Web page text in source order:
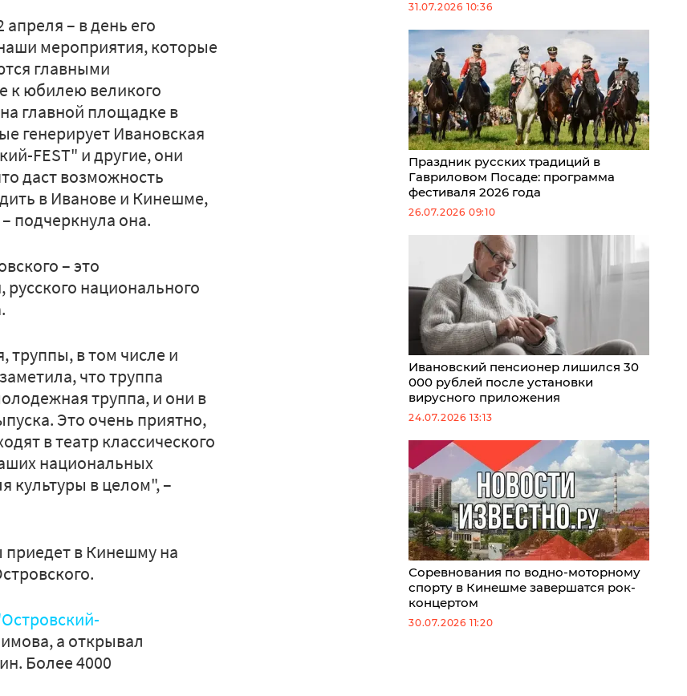
– в день его
мероприятия, которые
главными
к юбилею великого
главной площадке в
генерирует Ивановская
FEST" и другие, они
даст возможность
в Иванове и Кинешме,
подчеркнула она.
– это
национального
труппы, в том числе и
что труппа
труппа, и они в
Это очень приятно,
в театр классического
национальных
культуры в целом", –
приедет в Кинешму на
а открывал
Более 4000
31.07.2026 10:36
Праздник русских традиций в
Гавриловом Посаде: программа
фестиваля 2026 года
26.07.2026 09:10
Ивановский пенсионер лишился 30
000 рублей после установки
вирусного приложения
24.07.2026 13:13
Соревнования по водно-моторному
спорту в Кинешме завершатся рок-
концертом
30.07.2026 11:20